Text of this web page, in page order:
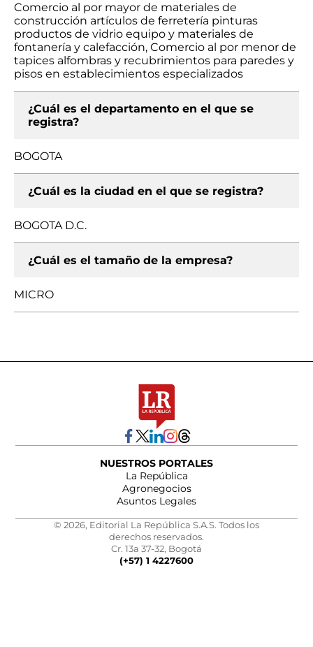
Comercio al por mayor de materiales de
construcción artículos de ferretería pinturas
productos de vidrio equipo y materiales de
fontanería y calefacción, Comercio al por menor de
tapices alfombras y recubrimientos para paredes y
pisos en establecimientos especializados
¿Cuál es el departamento en el que se
registra?
BOGOTA
¿Cuál es la ciudad en el que se registra?
BOGOTA D.C.
¿Cuál es el tamaño de la empresa?
MICRO
NUESTROS PORTALES
La República
Agronegocios
Asuntos Legales
© 2026, Editorial La República S.A.S. Todos los
derechos reservados.
Cr. 13a 37-32, Bogotá
(+57) 1 4227600